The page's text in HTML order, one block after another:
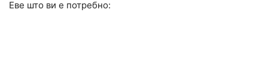
Еве што ви е потребно: